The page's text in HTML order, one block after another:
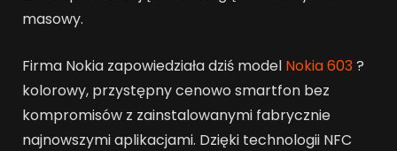
masowy.
Firma Nokia zapowiedziała dziś model Nokia 603?
kolorowy, przystępny cenowo smartfon bez
kompromisów z zainstalowanymi fabrycznie
najnowszymi aplikacjami. Dzięki technologii NFC